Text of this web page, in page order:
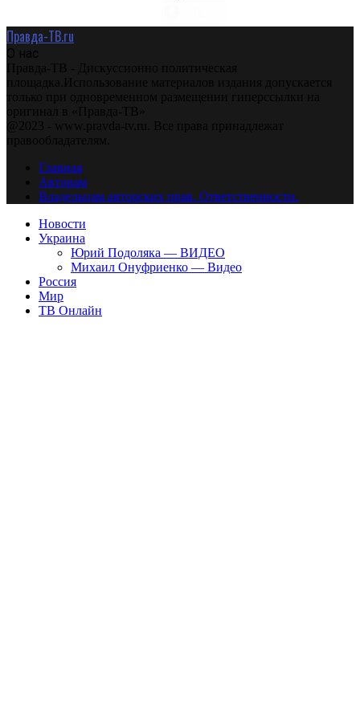
Правда-ТВ.ru
О нас
Правда-ТВ - Дискуссионно политическая
площадка.Использование материалов издания допускается
только при одновременном размещении гиперссылки на
оригинал в «Правда-ТВ»
@2023 - www.pravda-tv.ru. Все права принадлежат
правообладателям.
Главная
Авторам
Владельцам авторских прав. Ответственности.
Новости
Украина
Юрий Подоляка — ВИДЕО
Михаил Онуфриенко — Видео
Россия
Мир
ТВ Онлайн